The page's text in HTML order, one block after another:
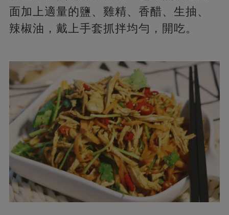
面加上適量的鹽、雞精、香醋、生抽、
辣椒油，戴上手套抓拌均勻，開吃。